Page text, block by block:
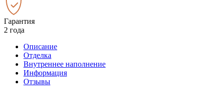
Гарантия
2 года
Описание
Отделка
Внутреннее наполнение
Информация
Отзывы